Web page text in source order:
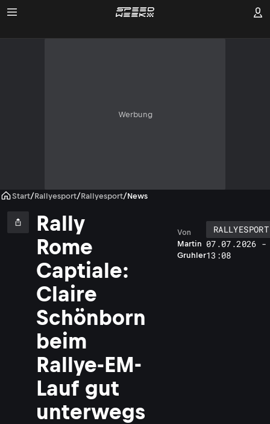
Werbung
Start/Rallyesport/Rallyesport/News
Rally
Rome
Captiale:
Claire
Schönborn
beim
Rallye-EM-
Lauf gut
unterwegs
Martin
Gruhler
Von
RALLYESPORT
07.07.2026 -
13:08